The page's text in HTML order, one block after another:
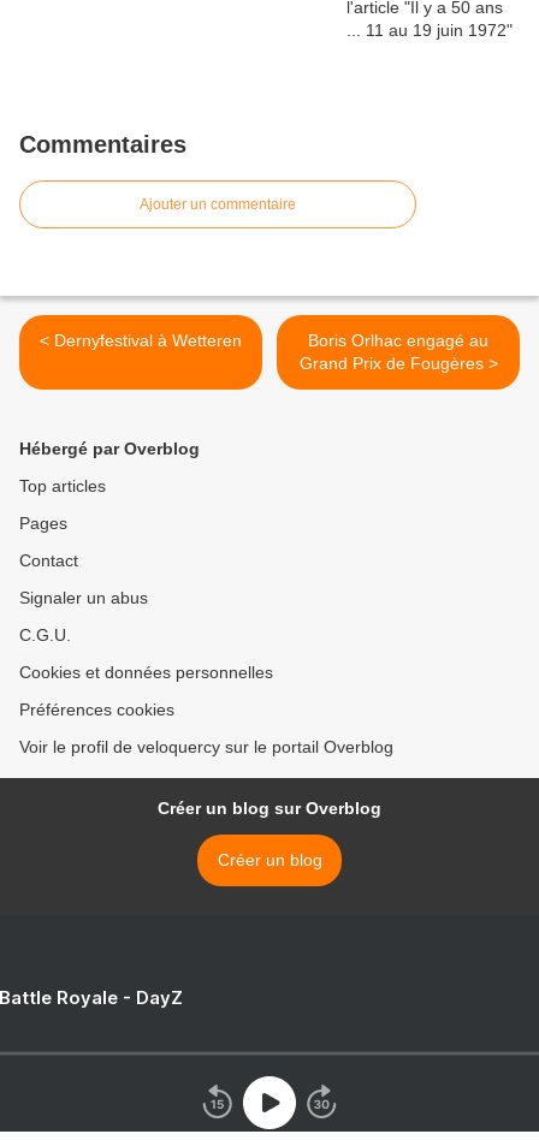
Commentaires
Ajouter un commentaire
< Dernyfestival à Wetteren
Boris Orlhac engagé au
Grand Prix de Fougères >
Hébergé par Overblog
Top articles
Pages
Contact
Signaler un abus
C.G.U.
Cookies et données personnelles
Préférences cookies
Voir le profil de veloquercy sur le portail Overblog
Créer un blog sur Overblog
Créer un blog
Royale - DayZ